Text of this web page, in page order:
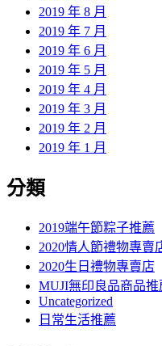
2019 年 8 月
2019 年 7 月
2019 年 6 月
2019 年 5 月
2019 年 4 月
2019 年 3 月
2019 年 2 月
2019 年 1 月
分類
2019端午節粽子推薦
2020情人節禮物專賣
2020生日禮物專賣店
MUJI無印良品商品推
Uncategorized
日常生活推薦